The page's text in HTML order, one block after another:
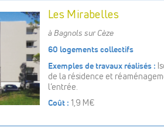
Les Mirabelles
à Bagnols sur Cèze
60 logements collectifs
Exemples de travaux réalisés :
de la résidence et
l’entrée.
Coût : 1,9 M€